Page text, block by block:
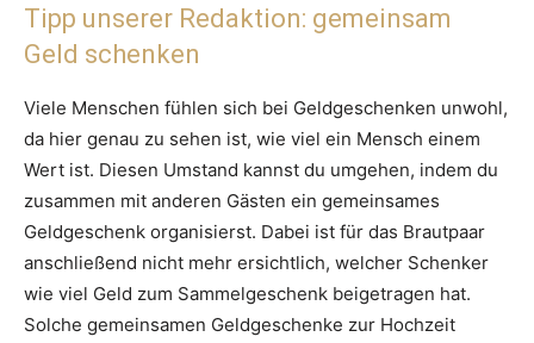
Tipp unserer Redaktion: gemeinsam
Geld schenken
Viele Menschen fühlen sich bei Geldgeschenken unwohl,
da hier genau zu sehen ist, wie viel ein Mensch einem
Wert ist. Diesen Umstand kannst du umgehen, indem du
zusammen mit anderen Gästen ein gemeinsames
Geldgeschenk organisierst. Dabei ist für das Brautpaar
anschließend nicht mehr ersichtlich, welcher Schenker
wie viel Geld zum Sammelgeschenk beigetragen hat.
Solche gemeinsamen Geldgeschenke zur Hochzeit